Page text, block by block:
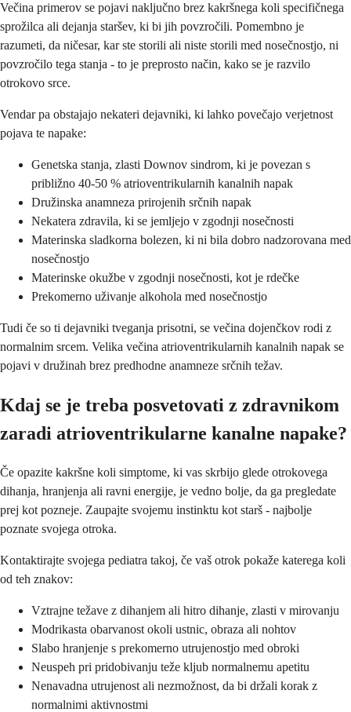
Večina primerov se pojavi naključno brez kakršnega koli specifičnega
sprožilca ali dejanja staršev, ki bi jih povzročili. Pomembno je
razumeti, da ničesar, kar ste storili ali niste storili med nosečnostjo, ni
povzročilo tega stanja - to je preprosto način, kako se je razvilo
otrokovo srce.
Vendar pa obstajajo nekateri dejavniki, ki lahko povečajo verjetnost
pojava te napake:
Genetska stanja, zlasti Downov sindrom, ki je povezan s
približno 40-50 % atrioventrikularnih kanalnih napak
Družinska anamneza prirojenih srčnih napak
Nekatera zdravila, ki se jemljejo v zgodnji nosečnosti
Materinska sladkorna bolezen, ki ni bila dobro nadzorovana med
nosečnostjo
Materinske okužbe v zgodnji nosečnosti, kot je rdečke
Prekomerno uživanje alkohola med nosečnostjo
Tudi če so ti dejavniki tveganja prisotni, se večina dojenčkov rodi z
normalnim srcem. Velika večina atrioventrikularnih kanalnih napak se
pojavi v družinah brez predhodne anamneze srčnih težav.
Kdaj se je treba posvetovati z zdravnikom
zaradi atrioventrikularne kanalne napake?
Če opazite kakršne koli simptome, ki vas skrbijo glede otrokovega
dihanja, hranjenja ali ravni energije, je vedno bolje, da ga pregledate
prej kot pozneje. Zaupajte svojemu instinktu kot starš - najbolje
poznate svojega otroka.
Kontaktirajte svojega pediatra takoj, če vaš otrok pokaže katerega koli
od teh znakov:
Vztrajne težave z dihanjem ali hitro dihanje, zlasti v mirovanju
Modrikasta obarvanost okoli ustnic, obraza ali nohtov
Slabo hranjenje s prekomerno utrujenostjo med obroki
Neuspeh pri pridobivanju teže kljub normalnemu apetitu
Nenavadna utrujenost ali nezmožnost, da bi držali korak z
normalnimi aktivnostmi